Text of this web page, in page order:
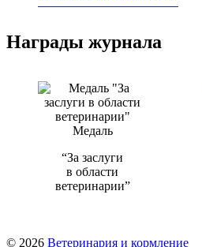
Награды журнала
Медаль
“За заслуги
в области
ветеринарии”
© 2026 Ветеринария и кормление